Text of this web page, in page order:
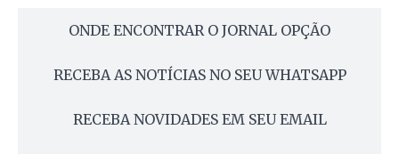
ONDE ENCONTRAR O JORNAL OPÇÃO
RECEBA AS NOTÍCIAS NO SEU WHATSAPP
RECEBA NOVIDADES EM SEU EMAIL